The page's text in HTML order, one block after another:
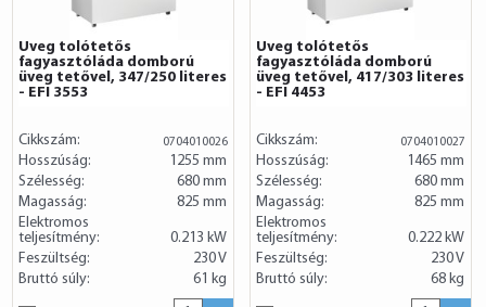
Üveg tolótetős
fagyasztóláda domború
üveg tetővel, 347/250 literes
- EFI 3553
Cikkszám: 0704010026
Hosszúság:
1255 mm
Szélesség:
680 mm
Magasság:
825 mm
Elektromos
teljesítmény:
0.213 kW
Feszültség:
230 V
Bruttó súly:
61 kg
Üveg tolótetős
fagyasztóláda domború
üveg tetővel, 417/303 literes
- EFI 4453
Cikkszám: 0704010027
Hosszúság:
1465 mm
Szélesség:
680 mm
Magasság:
825 mm
Elektromos
teljesítmény:
0.222 kW
Feszültség:
230 V
Bruttó súly:
68 kg